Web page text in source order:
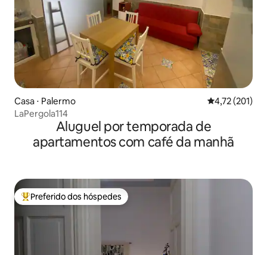
Casa ⋅ Palermo 4,72 de uma
4,72 (201)
LaPergola114
Aluguel por temporada de
apartamentos com café da manhã
Entre os melhores preferidos dos hóspedes
Preferido dos hóspedes